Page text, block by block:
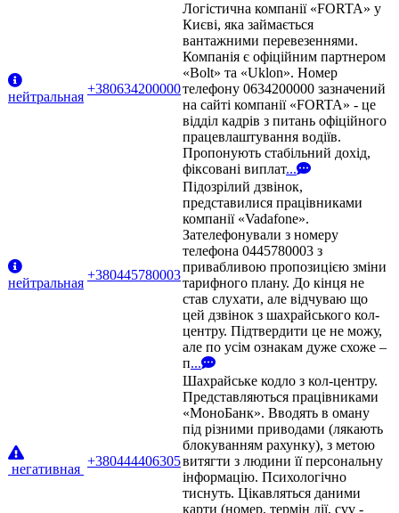
нейтральная
+380634200000
Логістична компанії «FORTA» у
Києві, яка займається
вантажними перевезеннями.
Компанія є офіційним партнером
«Bolt» та «Uklon». Номер
телефону 0634200000 зазначений
на сайті компанії «FORTA» - це
відділ кадрів з питань офіційного
працевлаштування водіїв.
Пропонують стабільний дохід,
фіксовані виплат...
нейтральная
+380445780003
Підозрілий дзвінок,
представилися працівниками
компанії «Vadafone».
Зателефонували з номеру
телефона 0445780003 з
привабливою пропозицією зміни
тарифного плану. До кінця не
став слухати, але відчуваю що
цей дзвінок з шахрайського кол-
центру. Підтвердити це не можу,
але по усім ознакам дуже схоже –
п...
негативная
+380444406305
Шахрайське кодло з кол-центру.
Представляються працівниками
«МоноБанк». Вводять в оману
під різними приводами (лякають
блокуванням рахунку), з метою
витягти з людини її персональну
інформацію. Психологічно
тиснуть. Цікавляться даними
карти (номер, термін дії, cvv -